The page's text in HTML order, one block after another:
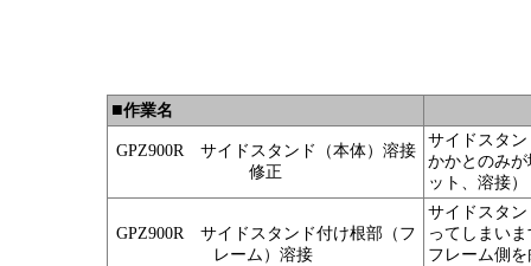
■作業名
GPZ900R サイドスタンド（本体）溶接
修正
サイドスタ
かかとのみ
ット、溶接）
GPZ900R サイドスタンド付け根部（フ
レーム）溶接
サイドスタ
ってしまい
フレーム側